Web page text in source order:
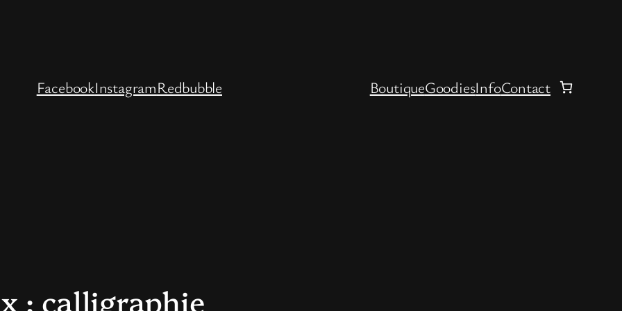
FacebookInstagramRedbubble BoutiqueGoodiesInfoContact
: calligraphie